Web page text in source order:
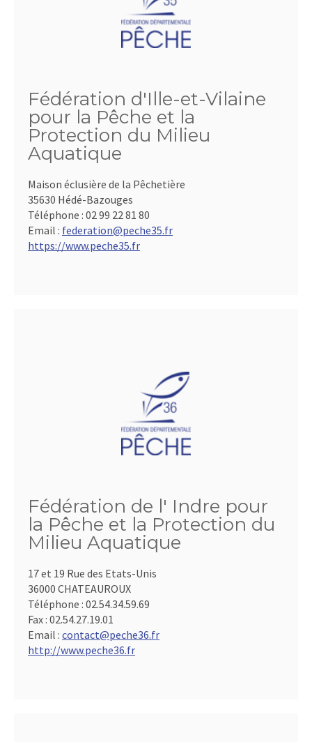
Fédération d'Ille-et-Vilaine
pour la Pêche et la
Protection du Milieu
Aquatique
Maison éclusière de la Pêchetière
35630 Hédé-Bazouges
Téléphone : 02 99 22 81 80
Email : federation@peche35.fr
https://www.peche35.fr
Fédération de l' Indre pour
la Pêche et la Protection du
Milieu Aquatique
17 et 19 Rue des Etats-Unis
36000 CHATEAUROUX
Téléphone : 02.54.34.59.69
Fax : 02.54.27.19.01
Email : contact@peche36.fr
http://www.peche36.fr